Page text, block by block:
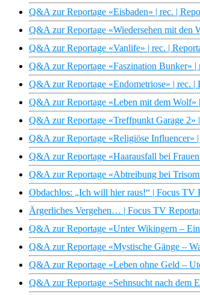
Q&A zur Reportage «Eisbaden» | rec. |
Q&A zur Reportage «Wiedersehen mit den
Q&A zur Reportage «Vanlife» | rec. |
Q&A zur Reportage «Faszination Bunker» |
Q&A zur Reportage «Endometriose» | rec. |
Q&A zur Reportage «Leben mit dem Wolf»
Q&A zur Reportage «Treffpunkt Garage 2»
Q&A zur Reportage «Religiöse Influencer»
Q&A zur Reportage «Haarausfall bei
Q&A zur Reportage «Abtreibung bei
Obdachlos: „Ich will hier raus!“ | Focus TV
Ärgerliches Vergehen… | Focus TV
Q&A zur Reportage «Unter Wikingern –
Q&A zur Reportage «Mystische Gänge –
Q&A zur Reportage «Leben ohne Geld –
Q&A zur Reportage «Sehnsucht nach dem